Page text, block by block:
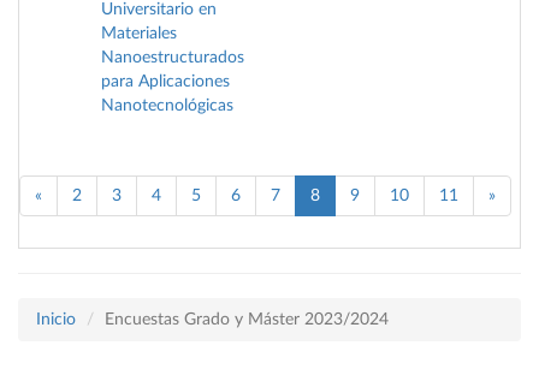
Universitario en
Materiales
Nanoestructurados
para Aplicaciones
Nanotecnológicas
« 2 3 4 5 6 7 8 9 10 11 »
Inicio Encuestas Grado y Máster 2023/2024